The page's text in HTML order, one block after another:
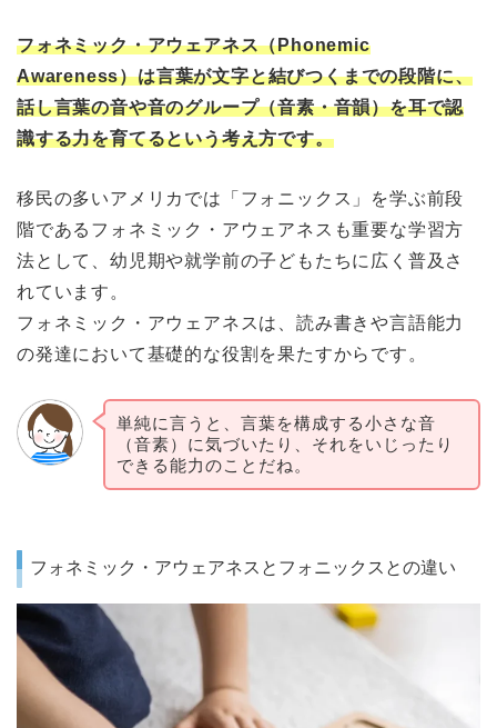
フォネミック・アウェアネス（Phonemic
Awareness）は言葉が文字と結びつくまでの段階に、
話し言葉の音や音のグループ（音素・音韻）を耳で認
識する力を育てるという考え方です。
移民の多いアメリカでは「フォニックス」を学ぶ前段
階であるフォネミック・アウェアネスも重要な学習方
法として、幼児期や就学前の子どもたちに広く普及さ
れています。
フォネミック・アウェアネスは、読み書きや言語能力
の発達において基礎的な役割を果たすからです。
単純に言うと、言葉を構成する小さな音
（音素）に気づいたり、それをいじったり
できる能力のことだね。
フォネミック・アウェアネスとフォニックスとの違い